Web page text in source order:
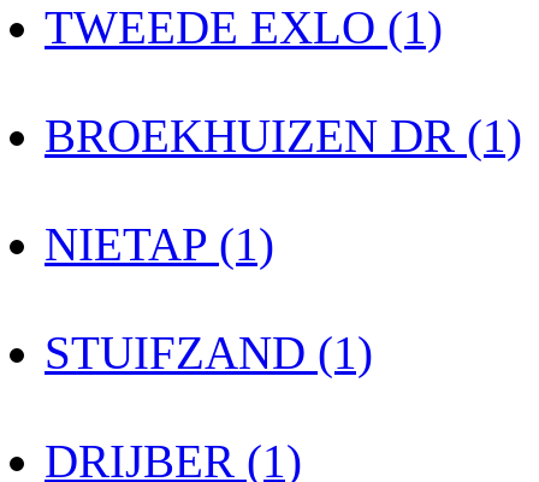
TWEEDE EXLO (1)
BROEKHUIZEN DR (1)
NIETAP (1)
STUIFZAND (1)
DRIJBER (1)